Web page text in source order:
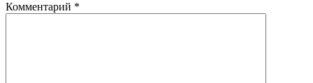
Комментарий *